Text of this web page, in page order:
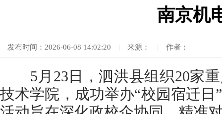
南京机
发布时间：2026-06-08 14:02:20 | 来源： | 作者：
5月23日，泗洪县组织20家重
技术学院，成功举办“校园宿迁